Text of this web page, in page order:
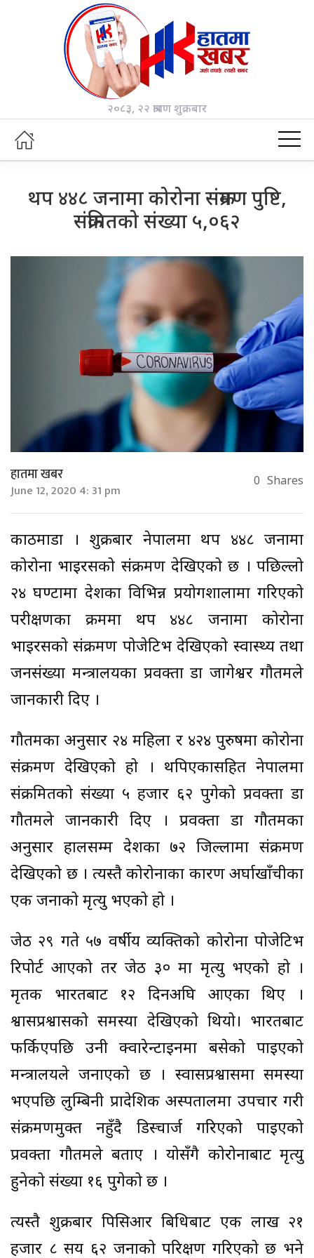
२०८३, २२ श्रावण शुक्रबार
थप ४४८ जनामा कोरोना संक्रमण पुष्टि,
संक्रमितको संख्या ५,०६२
हातमा खबर
June 12, 2020 4: 31 pm 0 Shares
काठमाडौं । शुक्रबार नेपालमा थप ४४८ जनामा
कोरोना भाइरसको संक्रमण देखिएको छ । पछिल्लो
२४ घण्टामा देशका विभिन्न प्रयोगशालामा गरिएको
परीक्षणका क्रममा थप ४४८ जनामा कोरोना
भाइरसको संक्रमण पोजेटिभ देखिएको स्वास्थ्य तथा
जनसंख्या मन्त्रालयका प्रवक्ता डा जागेश्वर गौतमले
जानकारी दिए ।
गौतमका अनुसार २४ महिला र ४२४ पुरुषमा कोरोना
संक्रमण देखिएको हो । थपिएकासहित नेपालमा
संक्रमितको संख्या ५ हजार ६२ पुगेको प्रवक्ता डा
गौतमले जानकारी दिए । प्रवक्ता डा गौतमका
अनुसार हालसम्म देशका ७२ जिल्लामा संक्रमण
देखिएको छ । त्यस्तै कोरोनाका कारण अर्घाखाँचीका
एक जनाको मृत्यु भएको हो ।
जेठ २९ गते ५७ वर्षीय व्यक्तिको कोरोना पोजेटिभ
रिपोर्ट आएको तर जेठ ३० मा मृत्यु भएको हो ।
मृतक भारतबाट १२ दिनअघि आएका थिए ।
श्वासप्रश्वासको समस्या देखिएको थियो। भारतबाट
फर्किएपछि उनी क्वारेन्टाइनमा बसेको पाइएको
मन्त्रालयले जनाएको छ । स्वासप्रश्वासमा समस्या
भएपछि लुम्बिनी प्रादेशिक अस्पतालमा उपचार गरी
संक्रमणमुक्त नहुँदै डिस्चार्ज गरिएको पाइएको
प्रवक्ता गौतमले बताए । योसँगै कोरोनाबाट मृत्यु
हुनेको संख्या १६ पुगेको छ ।
त्यस्तै शुक्रबार पिसिआर बिधिबाट एक लाख २१
हजार ८ सय ६२ जनाको परिक्षण गरिएको छ भने